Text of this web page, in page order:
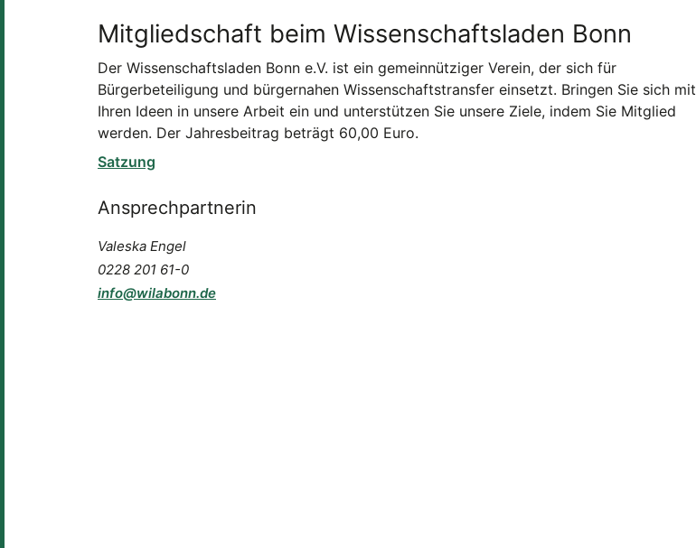
Mitgliedschaft beim Wissenschaftsladen Bonn
Der Wissenschaftsladen Bonn e.V. ist ein gemeinnütziger Verein, der sich für
Bürgerbeteiligung und bürgernahen Wissenschaftstransfer einsetzt. Bringen Sie sich mit
Ihren Ideen in unsere Arbeit ein und unterstützen Sie unsere Ziele, indem Sie Mitglied
werden. Der Jahresbeitrag beträgt 60,00 Euro.
Satzung
Ansprechpartnerin
Valeska Engel
0228 201 61-0
info@wilabonn.de